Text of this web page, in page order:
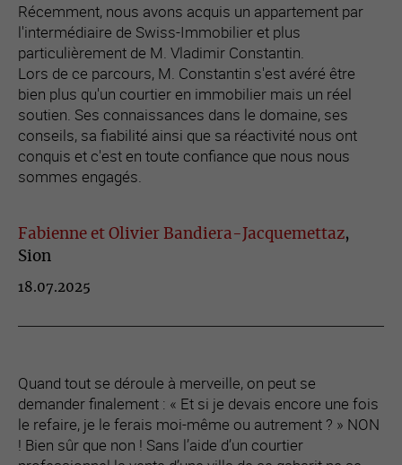
Récemment, nous avons acquis un appartement par
l'intermédiaire de Swiss-Immobilier et plus
particulièrement de M. Vladimir Constantin.
Lors de ce parcours, M. Constantin s'est avéré être
bien plus qu'un courtier en immobilier mais un réel
soutien. Ses connaissances dans le domaine, ses
conseils, sa fiabilité ainsi que sa réactivité nous ont
conquis et c'est en toute confiance que nous nous
sommes engagés.
Fabienne et Olivier Bandiera-Jacquemettaz,
Sion
18.07.2025
Quand tout se déroule à merveille, on peut se
demander finalement : « Et si je devais encore une fois
le refaire, je le ferais moi-même ou autrement ? » NON
! Bien sûr que non ! Sans l’aide d’un courtier